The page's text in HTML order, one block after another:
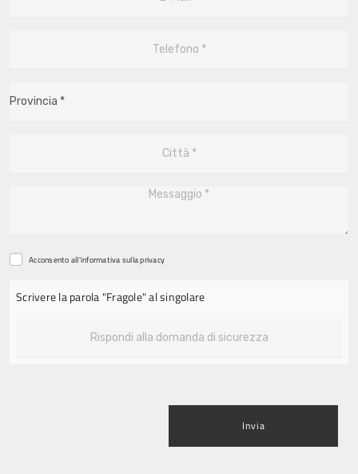
Acconsento all'informativa sullaprivacy
Scrivere la parola "Fragole" al singolare
Invia